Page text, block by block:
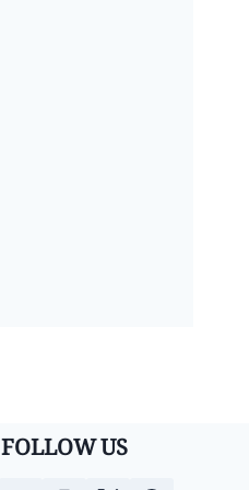
FOLLOW US